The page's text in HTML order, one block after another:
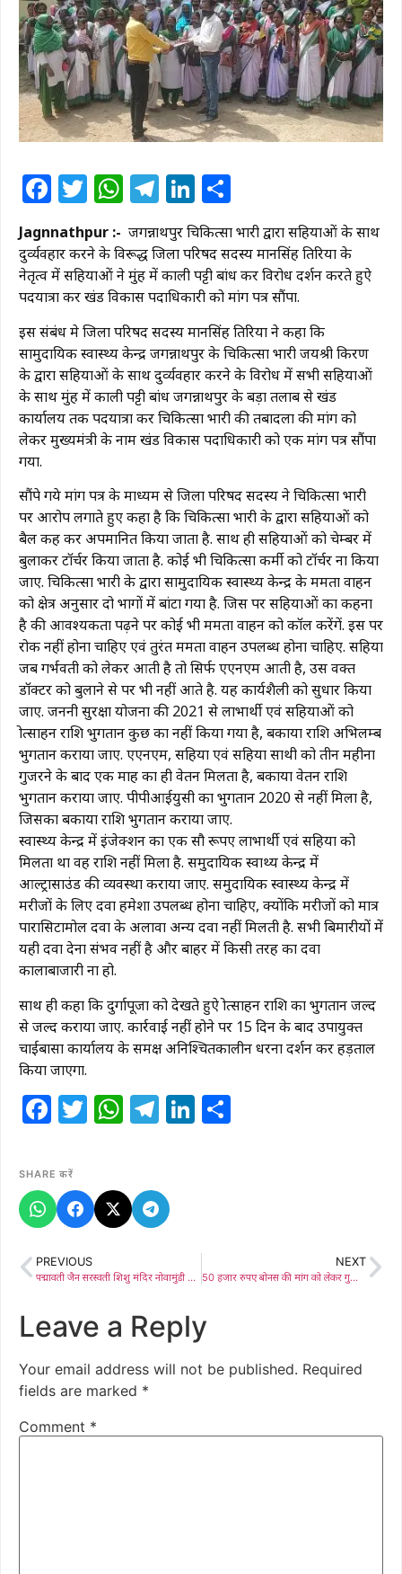
Facebook
Twitter
WhatsApp
Telegram
LinkedIn
Jagnnathpur :- जगन्नाथपुर चिकित्सा प्रभारी द्वारा सहियाओं के साथ
दुर्व्यवहार करने के विरूद्ध जिला परिषद सदस्य मानसिंह तिरिया के
नेतृत्व में सहियाओं ने मुंह में काली पट्टी बांध कर विरोध प्रदर्शन करते हुऐ
पदयात्रा कर प्रखंड विकास पदाधिकारी को मांग पत्र सौंपा.
इस संबंध मे जिला परिषद सदस्य मानसिंह तिरिया ने कहा कि
सामुदायिक स्वास्थ्य केन्द्र जगन्नाथपुर के चिकित्सा प्रभारी जयश्री किरण
के द्वारा सहियाओं के साथ दुर्व्यवहार करने के विरोध में सभी सहियाओं
के साथ मुंह में काली पट्टी बांध जगन्नाथपुर के बड़ा तलाब से प्रखंड
कार्यालय तक पदयात्रा कर चिकित्सा प्रभारी की तबादला की मांग को
लेकर मुख्यमंत्री के नाम प्रखंड विकास पदाधिकारी को एक मांग पत्र सौंपा
गया.
सौंपे गये मांग पत्र के माध्यम से जिला परिषद सदस्य ने चिकित्सा प्रभारी
पर आरोप लगाते हुए कहा है कि चिकित्सा प्रभारी के द्वारा सहियाओं को
बैल कह कर अपमानित किया जाता है. साथ ही सहियाओं को चेम्बर में
बुलाकर टॉर्चर किया जाता है. कोई भी चिकित्सा कर्मी को टॉर्चर ना किया
जाए. चिकित्सा प्रभारी के द्वारा सामुदायिक स्वास्थ्य केन्द्र के ममता वाहन
को क्षेत्र अनुसार दो भागों में बांटा गया है. जिस पर सहियाओं का कहना
है की आवश्यकता पढ़ने पर कोई भी ममता वाहन को कॉल करेंगें. इस पर
रोक नहीं होना चाहिए एवं तुरंत ममता वाहन उपलब्ध होना चाहिए. सहिया
जब गर्भवती को लेकर आती है तो सिर्फ एएनएम आती है, उस वक्त
डॉक्टर को बुलाने से पर भी नहीं आते है. यह कार्यशैली को सुधार किया
जाए. जननी सुरक्षा योजना की 2021 से लाभार्थी एवं सहियाओं को
प्रोत्साहन राशि भुगतान कुछ का नहीं किया गया है, बकाया राशि अभिलम्ब
भुगतान कराया जाए. एएनएम, सहिया एवं सहिया साथी को तीन महीना
गुजरने के बाद एक माह का ही वेतन मिलता है, बकाया वेतन राशि
भुगतान कराया जाए. पीपीआईयुसी का भुगतान 2020 से नहीं मिला है,
जिसका बकाया राशि भुगतान कराया जाए.
स्वास्थ्य केन्द्र में इंजेक्शन का एक सौ रूपए लाभार्थी एवं सहिया को
मिलता था वह राशि नहीं मिला है. समुदायिक स्वाथ्य केन्द्र में
आल्ट्रासाउंड की व्यवस्था कराया जाए. समुदायिक स्वास्थ्य केन्द्र में
मरीजों के लिए दवा हमेशा उपलब्ध होना चाहिए, क्योंकि मरीजों को मात्र
पारासिटामोल दवा के अलावा अन्य दवा नहीं मिलती है. सभी बिमारीयों में
यही दवा देना संभव नहीं है और बाहर में किसी तरह का दवा
कालाबाजारी ना हो.
साथ ही कहा कि दुर्गापूजा को देखते हुऐ प्रोत्साहन राशि का भुगतान जल्द
से जल्द कराया जाए. कार्रवाई नहीं होने पर 15 दिन के बाद उपायुक्त
चाईबासा कार्यालय के समक्ष अनिश्चितकालीन धरना प्रदर्शन कर हड़ताल
किया जाएगा.
Facebook
Twitter
WhatsApp
Telegram
LinkedIn
SHARE करें
PREVIOUS
पद्मावती जैन सरस्वती शिशु मंदिर नोवामुंडी में नव दुर्गा रूप का भव्य प्रदर्शन, वेश भूषा कार्यक्रम का हुआ आयोजन
NEXT
50 हजार रुपए बोनस की मांग को लेकर गुआ सेल में संयुक्त यूनियनों ने किया स्लोडाउन, उत्पादन प्रभावित
Leave a Reply
Your email address will not be published. Required
fields are marked *
Comment *